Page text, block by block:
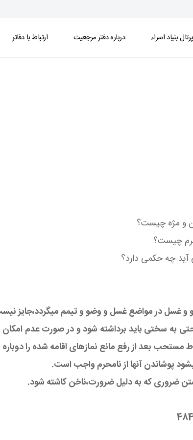
پرتال بنیاد اسراء درباره دفتر مرجعیت ارتباط با دفاتر
به سختی باید برداشته شود و در صورت عدم
بعد از رفع مانع نمازهای اقامه شده را دوباره